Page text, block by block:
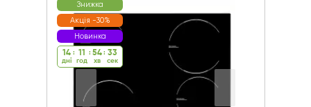
Знижка
Акція -30%
Новинка
14
дні
: 11
год
: 54
хв
: 32
cек